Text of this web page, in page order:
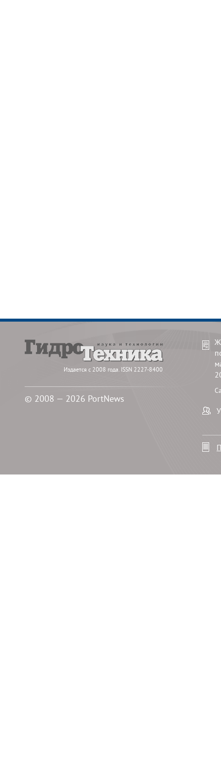
Издается с 2008 года. ISSN 2227-8400
© 2008 — 2026 PortNews